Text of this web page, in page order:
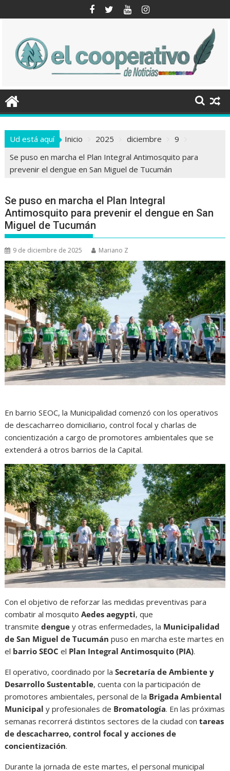
al
Ud está aquí Inicio 2025 diciembre
9
Se puso en marcha el Plan Integral Antimosquito para
prevenir el dengue en San Miguel de Tucumán
Se puso en marcha el Plan Integral
Antimosquito para prevenir el dengue en San
Miguel de Tucumán
9 de diciembre de 2025 Mariano Z
En barrio SEOC, la Municipalidad comenzó con los operativos
de descacharreo domiciliario, control focal y charlas de
concientización a cargo de promotores ambientales que se
extenderá a otros barrios de la Capital.
Con el objetivo de reforzar las medidas preventivas para
combatir al mosquitoAedes aegypti, que
transmitedengue y otras enfermedades, la Municipalidad
de San Miguel de Tucumán puso en marcha este martes en
el barrio SEOC el Plan Integral Antimosquito (PIA).
El operativo, coordinado por laSecretaría de Ambiente y
Desarrollo Sustentable, cuenta con la participación de
promotores ambientales, personal de la Brigada Ambiental
Municipal y profesionales de Bromatología. En las próximas
semanas recorrerá distintos sectores de la ciudad contareas
de descacharreo, control focal y acciones de
concientización.
Durante la jornada de este martes, el personal municipal